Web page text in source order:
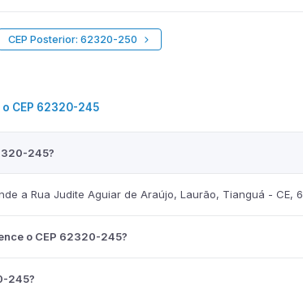
CEP Posterior: 62320-250
CEP 62320-245
245?
a Rua Judite Aguiar de Araújo, Laurão, Tianguá - CE,
o CEP 62320-245?
245?